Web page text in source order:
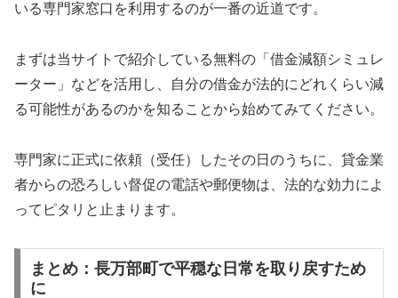
いる専門家窓口を利用するのが一番の近道です。
まずは当サイトで紹介している無料の「借金減額シミュレ
ーター」などを活用し、自分の借金が法的にどれくらい減
る可能性があるのかを知ることから始めてみてください。
専門家に正式に依頼（受任）したその日のうちに、貸金業
者からの恐ろしい督促の電話や郵便物は、法的な効力によ
ってピタリと止まります。
まとめ：長万部町で平穏な日常を取り戻すため
に